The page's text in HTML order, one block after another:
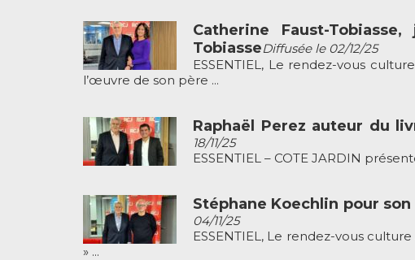
Catherine Faust-
TobiasseDiffusée le 02/12/25
ESSENTIEL, Le rendez-vous
l’œuvre de son père ...
Raphaël Perez auteur du
18/11/25
ESSENTIEL – COTE JARDIN
Stéphane Koechlin pour
04/11/25
ESSENTIEL, Le rendez-vous
» ...